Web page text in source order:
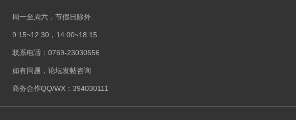
周一至周六，节假日除外
9:15~12:30，14:00~18:15
联系电话：0769-23030556
如有问题，论坛发帖咨询
商务合作QQ/WX：394030111